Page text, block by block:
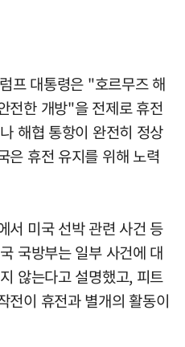
프 대통령은 "호르무즈 해
전한 개방"을 전제로 휴전
해협 통항이 완전히 정상
은 휴전 유지를 위해 노력
서 미국 선박 관련 사건 등
국방부는 일부 사건에 대
않는다고 설명했고, 피트
전이 휴전과 별개의 활동이